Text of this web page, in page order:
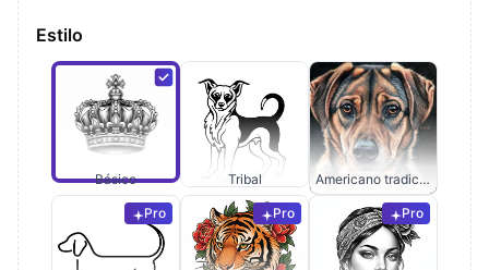
Estilo
Básico Tribal Americano tradicional
Pro Pro Pro